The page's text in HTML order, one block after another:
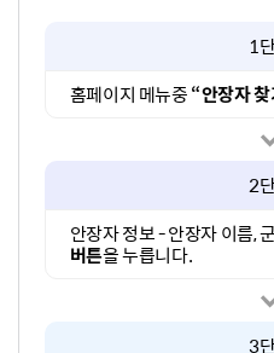
1
홈페이지 메뉴중“안장자
2
안장자 정보 - 안장자 이름,
버튼을 누릅니다.
3